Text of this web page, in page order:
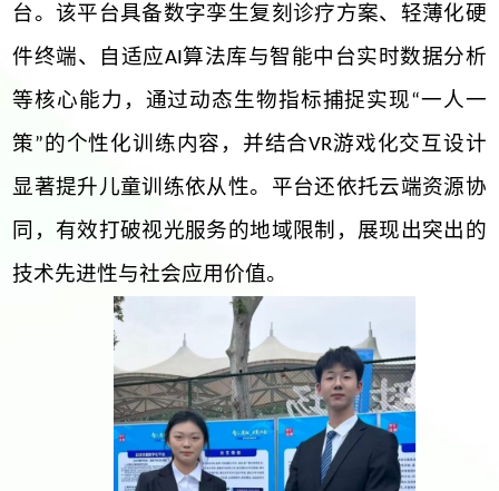
台。该平台具备数字孪生复刻诊疗方案、轻薄化硬
件终端、自适应AI算法库与智能中台实时数据分析
等核心能力，通过动态生物指标捕捉实现“一人一
策”的个性化训练内容，并结合VR游戏化交互设计
显著提升儿童训练依从性。平台还依托云端资源协
同，有效打破视光服务的地域限制，展现出突出的
技术先进性与社会应用价值。